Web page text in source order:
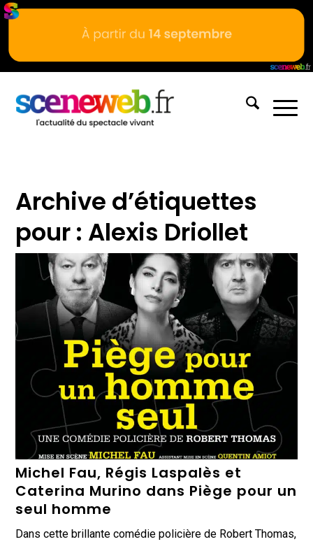
Archive d’étiquettes
pour : Alexis Driollet
Michel Fau, Régis Laspalès et
Caterina Murino dans Piège pour un
seul homme
Dans cette brillante comédie policière de Robert Thomas,